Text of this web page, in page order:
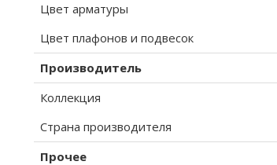
Цвет арматуры
Цвет плафонов и подвесок
Производитель
Коллекция
Страна производителя
Прочее